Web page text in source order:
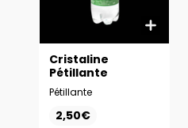
Cristaline
Pétillante
Pétillante
2,50€